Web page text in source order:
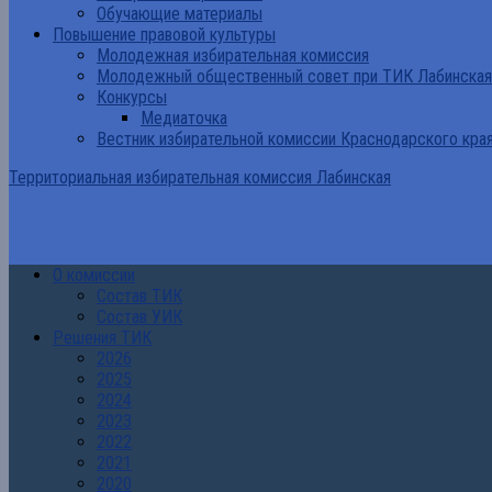
Обучающие материалы
Повышение правовой культуры
Молодежная избирательная комиссия
Молодежный общественный совет при ТИК Лабинская
Конкурсы
Медиаточка
Вестник избирательной комиссии Краснодарского
Территориальная избирательная комиссия Лабинская
О комиссии
Состав ТИК
Состав УИК
Решения ТИК
2026
2025
2024
2023
2022
2021
2020